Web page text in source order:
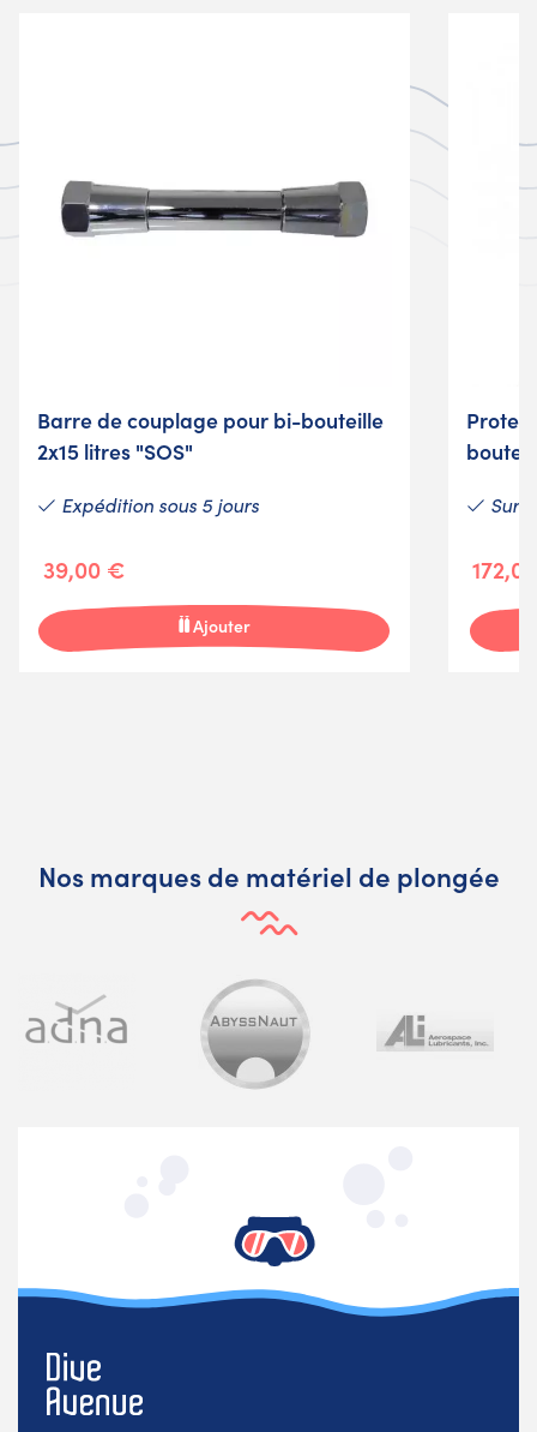
Barre de couplage pour bi-bouteille
2x15 litres "SOS"
Expédition sous 5 jours
39,00 €
Ajouter
Sur
Nos marques de matériel de plongée